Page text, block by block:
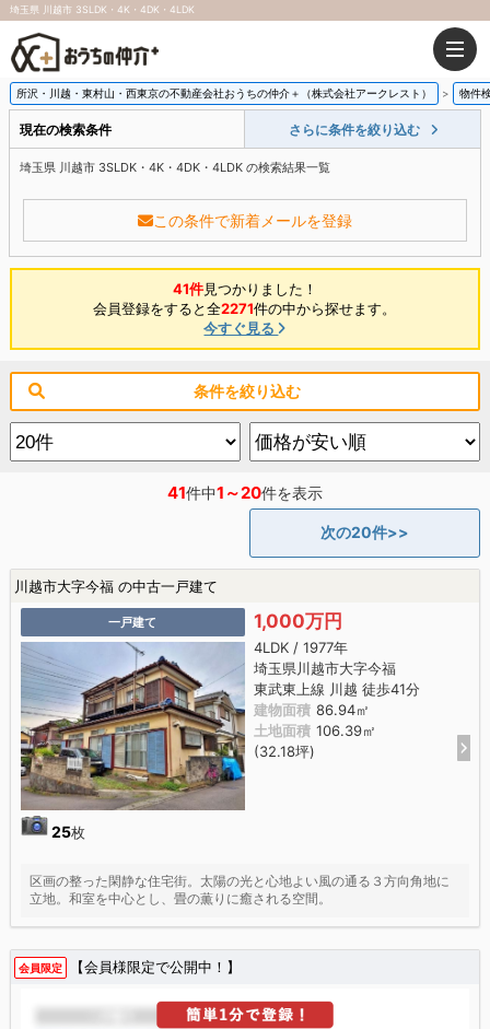
埼玉県 川越市 3SLDK・4K・4DK・4LDK
所沢・川越・東村山・西東京の不動産会社おうちの仲介＋（株式会社アークレスト） 物件
現在の検索条件 さらに条件を絞り込む
埼玉県 川越市 3SLDK・4K・4DK・4LDK の検索結果一覧
この条件で新着メールを登録
41件見つかりました！
会員登録をすると全2271件の中から探せます。
今すぐ見る
条件を絞り込む
41件中1～20件を表示
次の20件>>
川越市大字今福 の中古一戸建て
一戸建て
25枚
1,000万円
4LDK / 1977年
埼玉県川越市大字今福
東武東上線 川越 徒歩41分
建物面積 86.94㎡
土地面積 106.39㎡
(32.18坪)
区画の整った閑静な住宅街。太陽の光と心地よい風の通る３方向角地に
立地。和室を中心とし、畳の薫りに癒される空間。
会員限定 【会員様限定で公開中！】